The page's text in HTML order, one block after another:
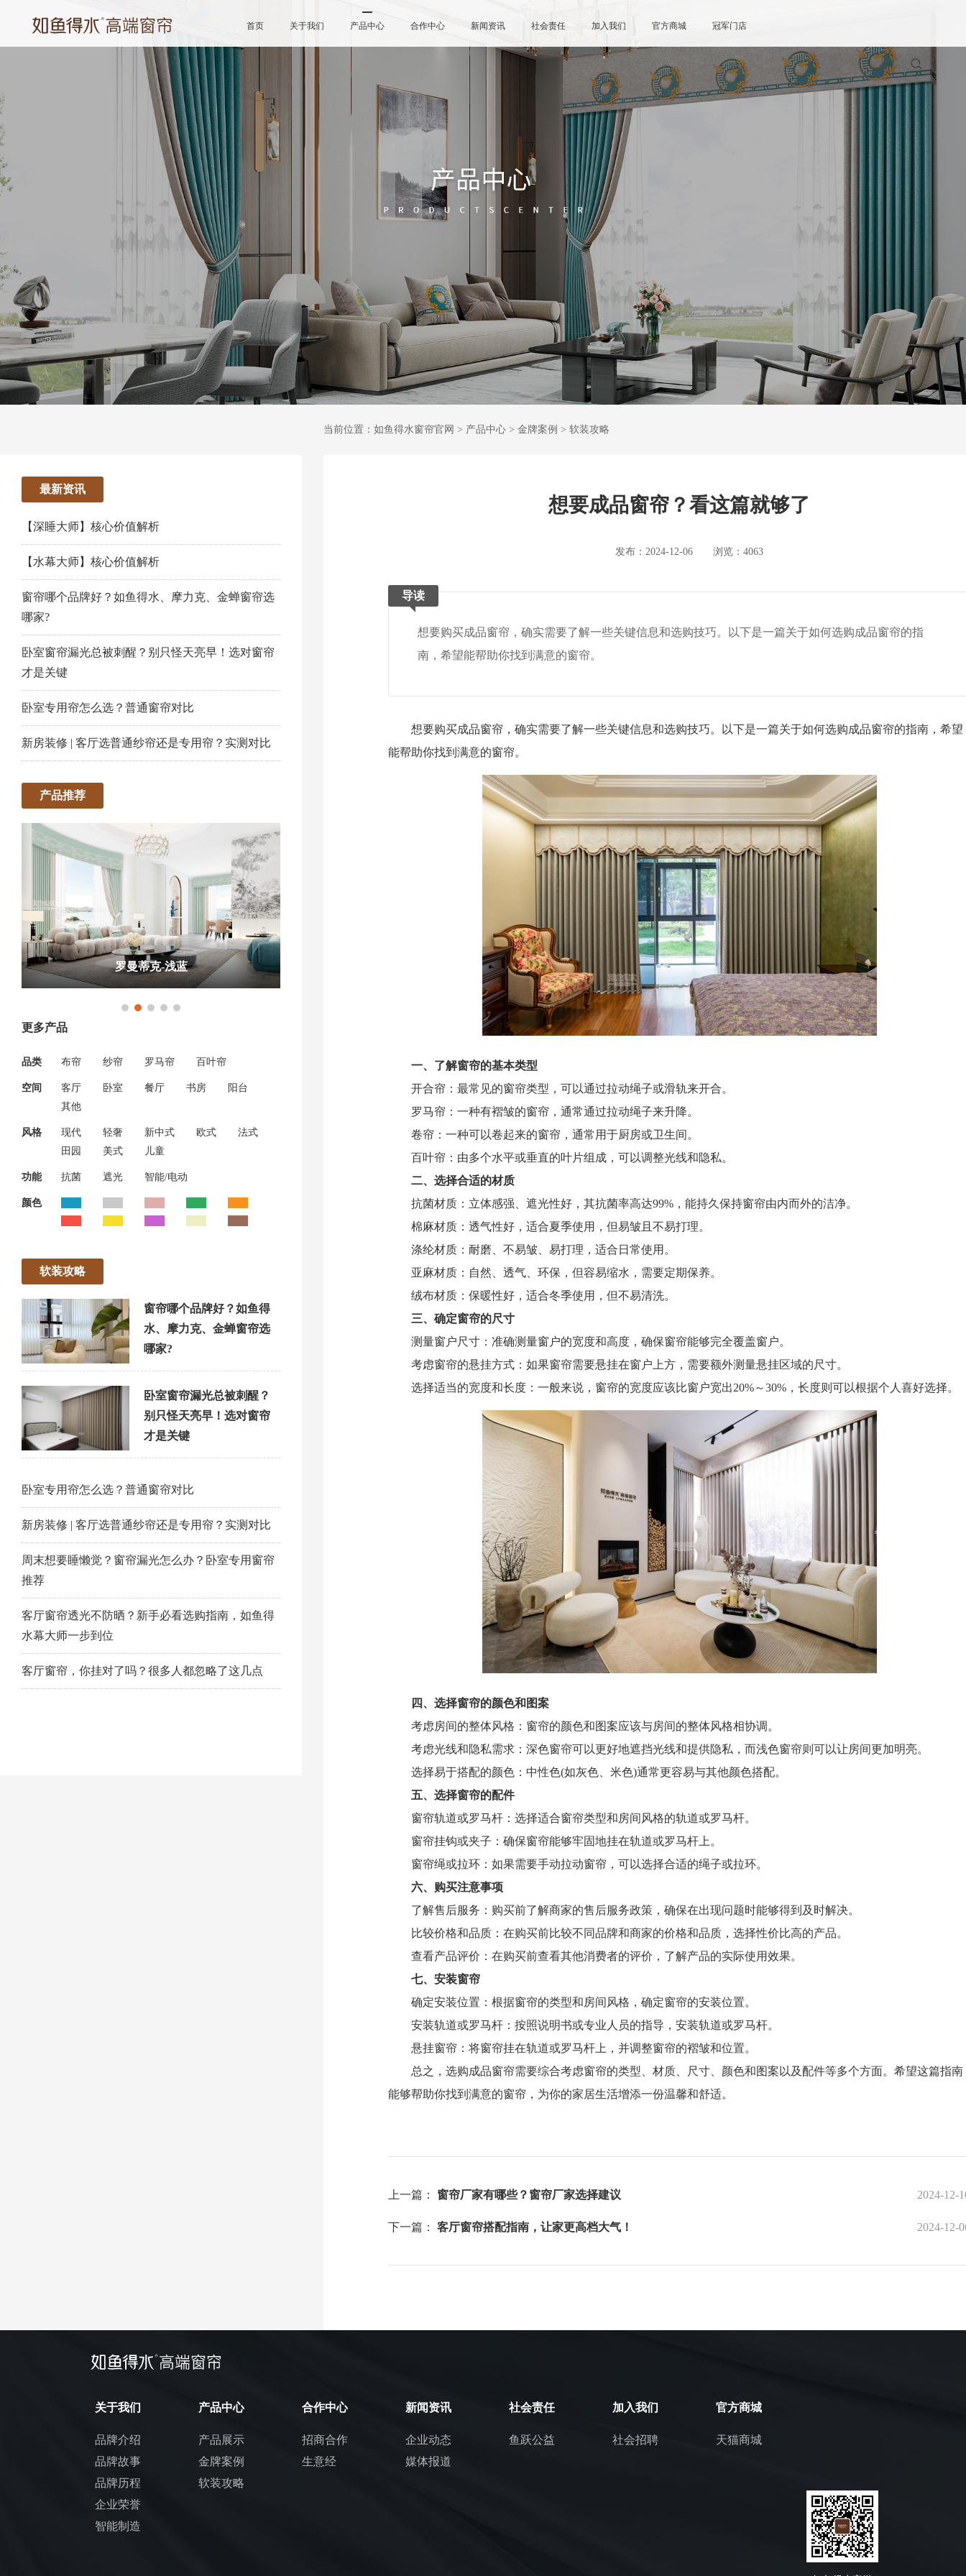
首页 关于我们 产品中心 合作中心 新闻资讯 社会责任 加入我们 官方商城 冠军门店
最新资讯
【深睡大师】核心价值解析
【水幕大师】核心价值解析
窗帘哪个品牌好？如鱼得水、摩力克、金蝉窗帘选
哪家?
卧室窗帘漏光总被刺醒？别只怪天亮早！选对窗帘
才是关键
卧室专用帘怎么选？普通窗帘对比
新房装修 | 客厅选普通纱帘还是专用帘？实测对比
产品推荐
罗曼蒂克-浅蓝
更多产品
品类 布帘 纱帘 罗马帘 百叶帘
空间 客厅 卧室 餐厅 书房
阳台
其他
风格 现代 轻奢 新中式 欧式
法式
田园
美式 儿童
功能 抗菌 遮光 智能/电动
颜色
软装攻略
窗帘哪个品牌好？如鱼得
水、摩力克、金蝉窗帘选
哪家?
卧室窗帘漏光总被刺醒？
别只怪天亮早！选对窗帘
才是关键
卧室专用帘怎么选？普通窗帘对比
新房装修 | 客厅选普通纱帘还是专用帘？实测对比
周末想要睡懒觉？窗帘漏光怎么办？卧室专用窗帘
推荐
客厅窗帘透光不防晒？新手必看选购指南，如鱼得
水幕大师一步到位
客厅窗帘，你挂对了吗？很多人都忽略了这几点
当前位置： 如鱼得水窗帘官网 > 产品中心 > 金牌案例 > 软装攻略
想要成品窗帘？看这篇就够了
发布：2024-12-06 浏览：4063
导读
想要购买成品窗帘，确实需要了解一些关键信息和选购技巧。以下是一篇关于如何选购成品窗帘的指
南，希望能帮助你找到满意的窗帘。
想要购买成品窗帘，确实需要了解一些关键信息和选购技巧。以下是一篇关于如何选购成品窗帘的指南，希望
能帮助你找到满意的窗帘。
一、了解窗帘的基本类型
开合帘：最常见的窗帘类型，可以通过拉动绳子或滑轨来开合。
罗马帘：一种有褶皱的窗帘，通常通过拉动绳子来升降。
卷帘：一种可以卷起来的窗帘，通常用于厨房或卫生间。
百叶帘：由多个水平或垂直的叶片组成，可以调整光线和隐私。
二、选择合适的材质
抗菌材质：立体感强、遮光性好，其抗菌率高达99%，能持久保持窗帘由内而外的洁净。
棉麻材质：透气性好，适合夏季使用，但易皱且不易打理。
涤纶材质：耐磨、不易皱、易打理，适合日常使用。
亚麻材质：自然、透气、环保，但容易缩水，需要定期保养。
绒布材质：保暖性好，适合冬季使用，但不易清洗。
三、确定窗帘的尺寸
测量窗户尺寸：准确测量窗户的宽度和高度，确保窗帘能够完全覆盖窗户。
考虑窗帘的悬挂方式：如果窗帘需要悬挂在窗户上方，需要额外测量悬挂区域的尺寸。
选择适当的宽度和长度：一般来说，窗帘的宽度应该比窗户宽出20%～30%，长度则可以根据个人喜好选择。
四、选择窗帘的颜色和图案
考虑房间的整体风格：窗帘的颜色和图案应该与房间的整体风格相协调。
考虑光线和隐私需求：深色窗帘可以更好地遮挡光线和提供隐私，而浅色窗帘则可以让房间更加明亮。
选择易于搭配的颜色：中性色(如灰色、米色)通常更容易与其他颜色搭配。
五、选择窗帘的配件
窗帘轨道或罗马杆：选择适合窗帘类型和房间风格的轨道或罗马杆。
窗帘挂钩或夹子：确保窗帘能够牢固地挂在轨道或罗马杆上。
窗帘绳或拉环：如果需要手动拉动窗帘，可以选择合适的绳子或拉环。
六、购买注意事项
了解售后服务：购买前了解商家的售后服务政策，确保在出现问题时能够得到及时解决。
比较价格和品质：在购买前比较不同品牌和商家的价格和品质，选择性价比高的产品。
查看产品评价：在购买前查看其他消费者的评价，了解产品的实际使用效果。
七、安装窗帘
确定安装位置：根据窗帘的类型和房间风格，确定窗帘的安装位置。
安装轨道或罗马杆：按照说明书或专业人员的指导，安装轨道或罗马杆。
悬挂窗帘：将窗帘挂在轨道或罗马杆上，并调整窗帘的褶皱和位置。
总之，选购成品窗帘需要综合考虑窗帘的类型、材质、尺寸、颜色和图案以及配件等多个方面。希望这篇指南
能够帮助你找到满意的窗帘，为你的家居生活增添一份温馨和舒适。
上一篇： 窗帘厂家有哪些？窗帘厂家选择建议 2024-12-
下一篇： 客厅窗帘搭配指南，让家更高档大气！ 2024-12-
关于我们
品牌介绍
品牌故事
品牌历程
企业荣誉
智能制造
产品中心
产品展示
金牌案例
软装攻略
合作中心
招商合作
生意经
新闻资讯
企业动态
媒体报道
社会责任
鱼跃公益
加入我们
社会招聘
官方商城
天猫商城